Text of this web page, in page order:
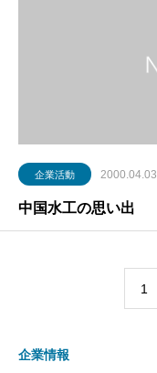
企業活動 2000.04.03
中国水工の思い出
1
企業情報